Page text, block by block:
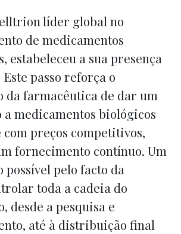
líder global no
de medicamentos
estabeleceu a sua presença
passo reforça o
da farmacêutica de dar um
a medicamentos biológicos
preços competitivos,
fornecimento contínuo. Um
possível pelo facto da
toda a cadeia do
desde a pesquisa e
até à distribuição final